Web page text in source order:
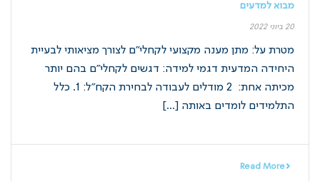
מבוא למדעים
20 ביוני 2022
מטרת על: מתן מענה מקצועי לקחלי"ם לצורך מציאותי לבעיית
היחידה המדעית דגמי למידה: דגשים לקחלי"ם בהם יותר
מכיתה אחת: 2 מודלים לעבודה לבחירת הקח"ל: 1. כלל
התלמידים לומדים באותה [...]
Read More